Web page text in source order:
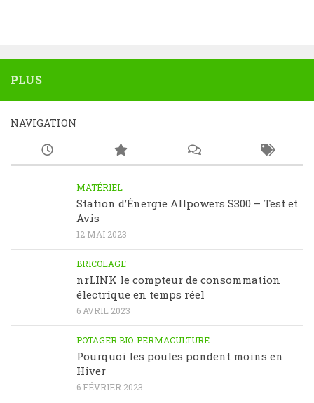
PLUS
NAVIGATION
MATÉRIEL
Station d’Énergie Allpowers S300 – Test et
Avis
12 MAI 2023
BRICOLAGE
nrLINK le compteur de consommation
électrique en temps réel
6 AVRIL 2023
POTAGER BIO-PERMACULTURE
Pourquoi les poules pondent moins en
Hiver
6 FÉVRIER 2023